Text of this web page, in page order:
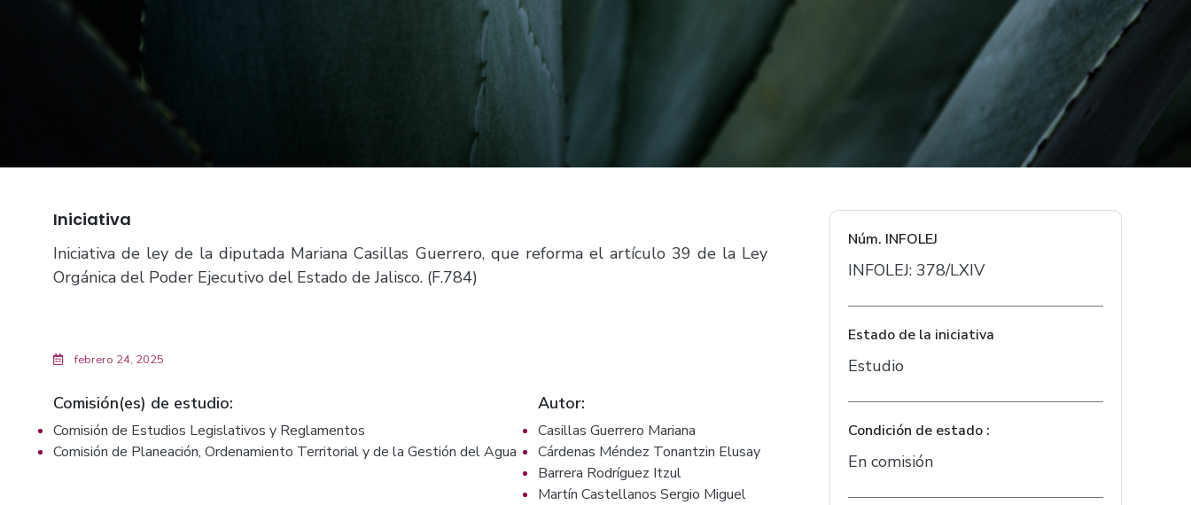
Iniciativa
Iniciativa de ley de la diputada Mariana Casillas Guerrero, que reforma el artículo 39 de la Ley
Orgánica del Poder Ejecutivo del Estado de Jalisco. (F.784)
febrero 24, 2025
Comisión(es) de estudio:
Comisión de Estudios Legislativos y Reglamentos
Comisión de Planeación, Ordenamiento Territorial y de la Gestión del Agua
Autor:
Casillas Guerrero Mariana
Cárdenas Méndez Tonantzin Elusay
Barrera Rodríguez Itzul
Martín Castellanos Sergio Miguel
Núm. INFOLEJ
INFOLEJ: 378/LXIV
Estado de la iniciativa
Estudio
Condición de estado :
En comisión